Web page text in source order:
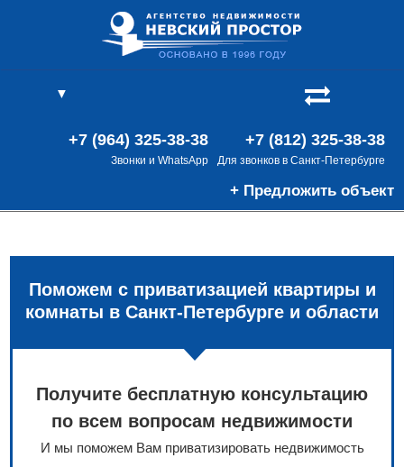
▼
+7 (812) 325-38-38
Для звонков в Санкт-Петербурге
+7 (964) 325-38-38
Звонки и WhatsApp
+ Предложить объект
Поможем с приватизацией квартиры и
комнаты в Санкт-Петербурге и области
Получите бесплатную консультацию
по всем вопросам недвижимости
И мы поможем Вам приватизировать недвижимость